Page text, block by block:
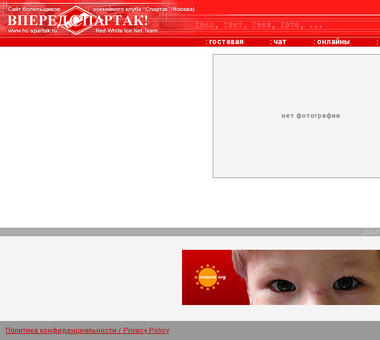
: гостевая : чат : онлайны :
нет фотографии
Политика конфиденциальности / Privacy Policy